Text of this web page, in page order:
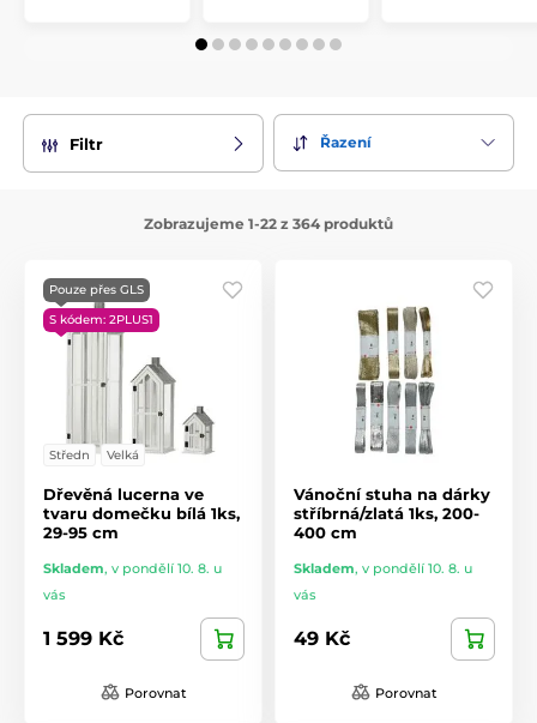
Filtr Řazení
Zobrazujeme 1-22 z 364 produktů
Pouze přes GLS
S kódem: 2PLUS1
Středn Velká
Dřevěná lucerna ve
tvaru domečku bílá 1ks,
29-95 cm
Skladem, v pondělí 10. 8. u
vás
1 599 Kč
Porovnat
Vánoční stuha na dárky
stříbrná/zlatá 1ks, 200-
400 cm
Skladem, v pondělí 10. 8. u
vás
49 Kč
Porovnat